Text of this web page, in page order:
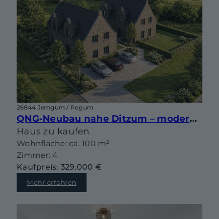
26844 Jemgum / Pogum
QNG-Neubau nahe Ditzum – moderne Doppelhaushälfte mit Gestaltungsspielraum
Haus zu kaufen
Wohnfläche: ca. 100 m²
Zimmer: 4
Kaufpreis: 329.000 €
Mehr erfahren